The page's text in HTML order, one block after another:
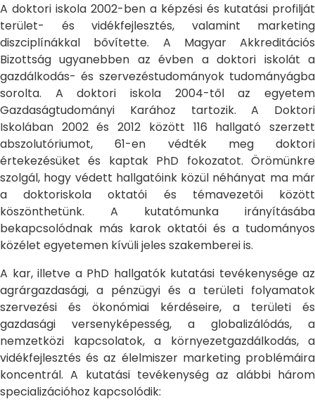
A doktori iskola 2002-ben a képzési és kutatási profilját
terület- és vidékfejlesztés, valamint marketing
diszciplínákkal bővítette. A Magyar Akkreditációs
Bizottság ugyanebben az évben a doktori iskolát a
gazdálkodás- és szervezéstudományok tudományágba
sorolta. A doktori iskola 2004-től az egyetem
Gazdaságtudományi Karához tartozik. A Doktori
Iskolában 2002 és 2012 között 116 hallgató szerzett
abszolutóriumot, 61-en védték meg doktori
értekezésüket és kaptak PhD fokozatot. Örömünkre
szolgál, hogy védett hallgatóink közül néhányat ma már
a doktoriskola oktatói és témavezetői között
köszönthetünk. A kutatómunka irányításába
bekapcsolódnak más karok oktatói és a tudományos
közélet egyetemen kívüli jeles szakemberei is.
A kar, illetve a PhD hallgatók kutatási tevékenysége az
agrárgazdasági, a pénzügyi és a területi folyamatok
szervezési és ökonómiai kérdéseire, a területi és
gazdasági versenyképesség, a globalizálódás, a
nemzetközi kapcsolatok, a környezetgazdálkodás, a
vidékfejlesztés és az élelmiszer marketing problémáira
koncentrál. A kutatási tevékenység az alábbi három
specializációhoz kapcsolódik: